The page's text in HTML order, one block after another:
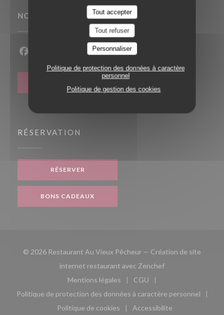
Tout accepter
Tout refuser
Personnaliser
Politique de protection des données à caractère
personnel
Politique de gestion des cookies
NOUS SUIVRE
RÉSERVATION
RÉSERVER
BONS CADEAUX
© 2026 Restaurant Au Vieux Pêcheur — Création de site
internet restaurant avec Zenchef((ouvre une
Mentions légales
((ouvre une nouvelle fenêtre))
CGU
((ouvre une nouvelle
Politique de protection des données à caractère personnel
((ouvre une nouvelle fenêtre))
Politique de cookies
Accessibilite